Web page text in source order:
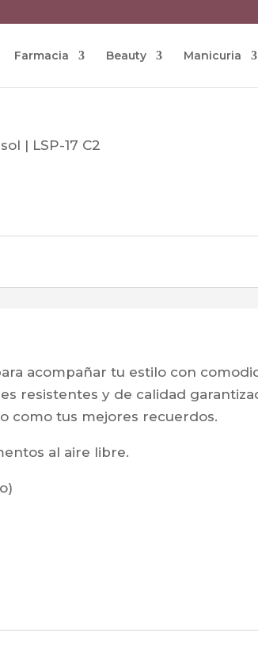
Farmacia Beauty Manicuria
| LSP-17 C2
acompañar tu estilo con
resistentes y de calidad
como tus mejores recuerdos.
al aire libre.